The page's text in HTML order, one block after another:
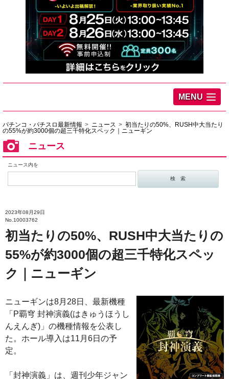
MENU
パチンコ・パチスロ最新情報 ニュース
初当たりの50%、RUSH中大当たり
の55%が約3000個の超三千特化スペック｜ニューギン
ニュース
ニュース内を
2023年08月29日
No.10003762
初当たりの50%、RUSH中大当たりの
55%が約3000個の超三千特化スペッ
ク｜ニューギン
ニューギンは8月28日、最新機種
「P覇穹 封神演義(はきゅうほうし
んえんぎ)」の機種情報を公表し
た。ホール導入は11月6日の予
定。
「封神演義」は、週刊少年ジャン